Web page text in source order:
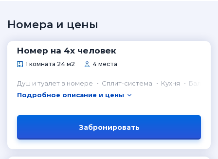
Номера и цены
Номер на 4х человек
1 комната 24 м2 4 места
Душ и туалет в номере Сплит-система Кухня
Балкон
Подробное описание и цены
Забронировать